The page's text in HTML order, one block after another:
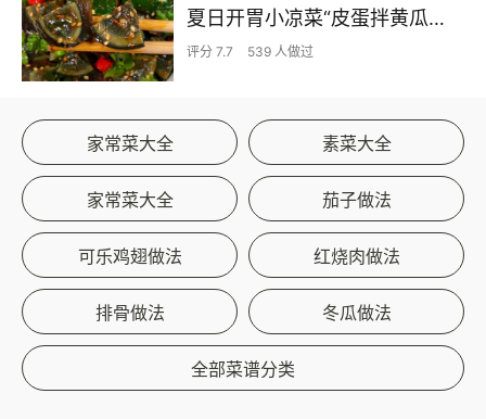
夏日开胃小凉菜“皮蛋拌黄瓜🥒”开胃减脂
评分 7.7 539 人做过
家常菜大全 素菜大全
家常菜大全 茄子做法
可乐鸡翅做法 红烧肉做法
排骨做法 冬瓜做法
全部菜谱分类